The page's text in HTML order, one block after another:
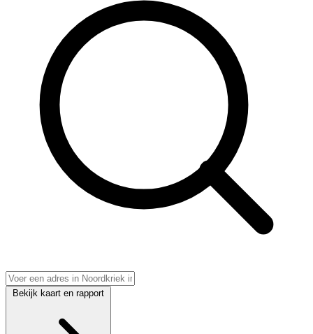
Bekijk kaart en rapport